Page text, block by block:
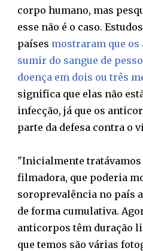
corpo humano, mas
esse não é o caso.
países mostraram que
sumir do sangue de
doença em dois ou três
significa que elas não
infecção, já que os
parte da defesa contra o
"Inicialmente tratávamos
filmadora, que poderia
soroprevalência no país
de forma cumulativa.
anticorpos têm duração
que temos são várias